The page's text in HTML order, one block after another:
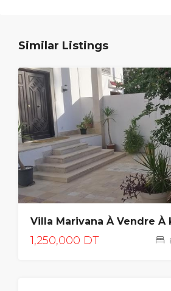
Similar Listings
Villa Marivana À Vendre
1,250,000 DT